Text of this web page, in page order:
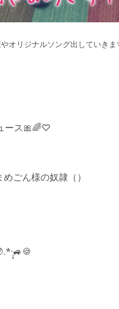
オリジナルソング出していきま
ース🎀🌈♡
ごん様の奴隷（）